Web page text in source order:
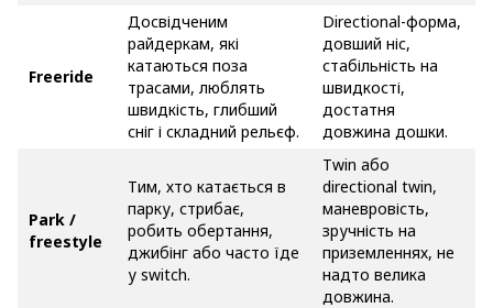
Freeride
Досвідченим
райдеркам, які
катаються поза
трасами, люблять
швидкість, глибший
сніг і складний рельєф.
Directional-форма,
довший ніс,
стабільність на
швидкості,
достатня
довжина дошки.
Park /
freestyle
Тим, хто катається в
парку, стрибає,
робить обертання,
джибінг або часто їде
у switch.
Twin або
directional twin,
маневровість,
зручність на
приземленнях, не
надто велика
довжина.